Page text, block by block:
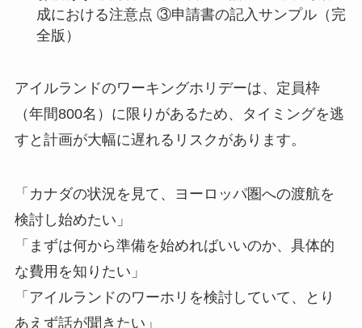
成における注意点 ③申請書の記入サンプル（完
全版）
アイルランドのワーキングホリデーは、定員枠
（年間800名）に限りがあるため、タイミングを逃
すと計画が大幅に遅れるリスクがあります。
「カナダの状況を見て、ヨーロッパ圏への渡航を
検討し始めたい」
「まずは何から準備を始めればいいのか、具体的
な費用を知りたい」
「アイルランドのワーホリを検討していて、とり
あえず話が聞きたい」